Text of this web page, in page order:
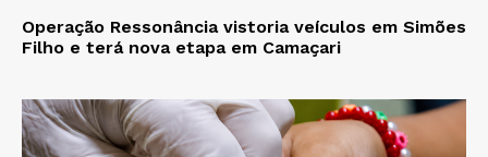
Operação Ressonância vistoria veículos em Simões
Filho e terá nova etapa em Camaçari